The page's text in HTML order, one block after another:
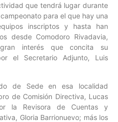
que tendrá lugar durante
para el que hay una
inscriptos y hasta han
desde Comodoro Rivadavia,
interés que concita su
el Secretario Adjunto, Luis
de Sede en esa localidad
de Comisión Directiva, Lucas
la Revisora de Cuentas y
Gloria Barrionuevo; más los